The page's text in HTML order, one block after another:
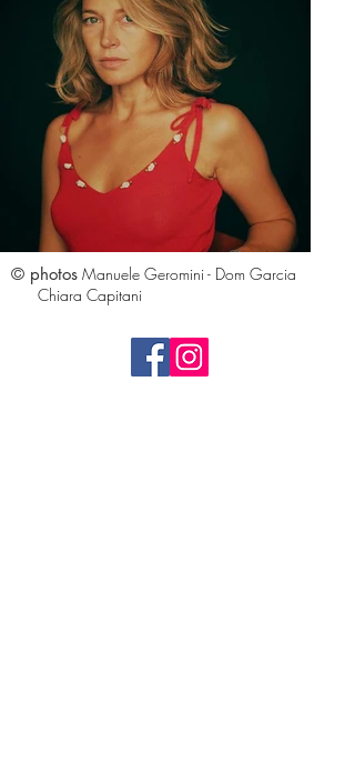
© photos Manuele Geromini - Dom Garcia
Chiara Capitani